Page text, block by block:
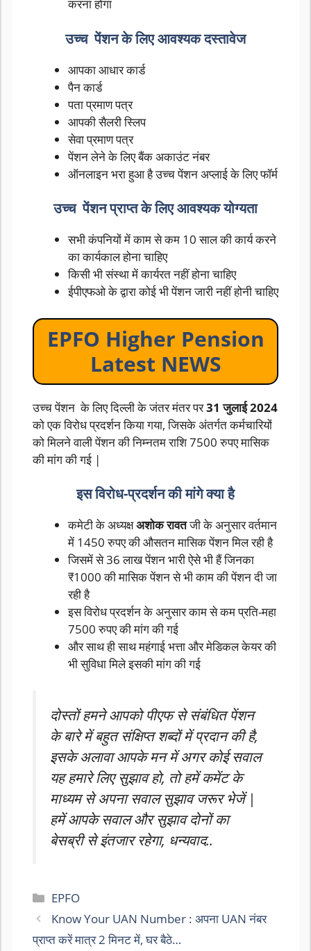
करना होगा
उच्च पेंशन के लिए आवश्यक दस्तावेज
आपका आधार कार्ड
पैन कार्ड
पता प्रमाण पत्र
आपकी सैलरी स्लिप
सेवा प्रमाण पत्र
पेंशन लेने के लिए बैंक अकाउंट नंबर
ऑनलाइन भरा हुआ है उच्च पेंशन अप्लाई के लिए फॉर्म
उच्च पेंशन प्राप्त के लिए आवश्यक योग्यता
सभी कंपनियों में काम से कम 10 साल की कार्य करने
का कार्यकाल होना चाहिए
किसी भी संस्था में कार्यरत नहीं होना चाहिए
ईपीएफओ के द्वारा कोई भी पेंशन जारी नहीं होनी चाहिए
EPFO Higher Pension
Latest NEWS
उच्च पेंशन के लिए दिल्ली के जंतर मंतर पर31 जुलाई 2024
को एक विरोध प्रदर्शन किया गया, जिसके अंतर्गत कर्मचारियों
को मिलने वाली पेंशन की निम्नतम राशि 7500 रुपए मासिक
की मांग की गई |
इस विरोध-प्रदर्शन की मांगे क्या है
कमेटी के अध्यक्षअशोक रावतजी के अनुसार वर्तमान
में 1450 रुपए की औसतन मासिक पेंशन मिल रही है
जिसमें से 36 लाख पेंशन भारी ऐसे भी हैं जिनका
₹1000 की मासिक पेंशन से भी काम की पेंशन दी जा
रही है
इस विरोध प्रदर्शन के अनुसार काम से कम प्रति-महा
7500 रुपए की मांग की गई
और साथ ही साथ महंगाई भत्ता और मेडिकल केयर की
भी सुविधा मिले इसकी मांग की गई
दोस्तों हमने आपकोपीएफसे संबंधित पेंशन
के बारे में बहुत संक्षिप्त शब्दों में प्रदान की है,
इसके अलावा आपके मन में अगर कोई सवाल
यह हमारे लिए सुझाव हो, तो हमें कमेंट के
माध्यम से अपना सवाल सुझाव जरूर भेजें |
हमें आपके सवाल और सुझाव दोनों का
बेसब्री से इंतजार रहेगा, धन्यवाद..
Categories
EPFO
Know Your UAN Number : अपना UAN नंबर
प्राप्त करें मात्र 2 मिनट में, घर बैठे…